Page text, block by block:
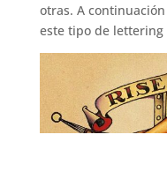
otras. A
este tipo de